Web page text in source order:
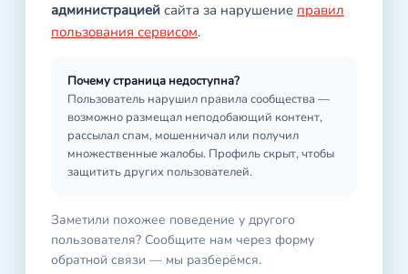
администрацией сайта за нарушение правил
пользования сервисом.
Почему страница недоступна?
Пользователь нарушил правила сообщества —
возможно размещал неподобающий контент,
рассылал спам, мошенничал или получил
множественные жалобы. Профиль скрыт, чтобы
защитить других пользователей.
Заметили похожее поведение у другого
пользователя? Сообщите нам через форму
обратной связи — мы разберёмся.